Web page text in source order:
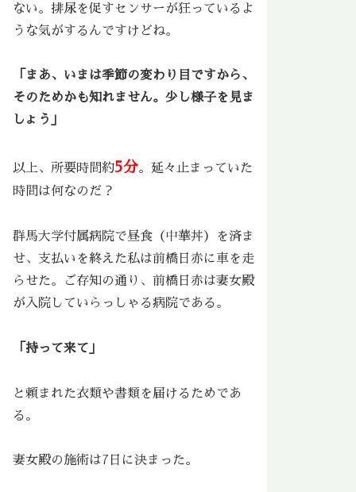
ない。排尿を促すセンサーが狂っているよ
うな気がするんですけどね。
「まあ、いまは季節の変わり目ですから、
そのためかも知れません。少し様子を見ま
しょう」
以上、所要時間約5分。延々止まっていた
時間は何なのだ？
群馬大学付属病院で昼食（中華丼）を済ま
せ、支払いを終えた私は前橋日赤に車を走
らせた。ご存知の通り、前橋日赤は妻女殿
が入院していらっしゃる病院である。
「持って来て」
と頼まれた衣類や書類を届けるためであ
る。
妻女殿の施術は7日に決まった。